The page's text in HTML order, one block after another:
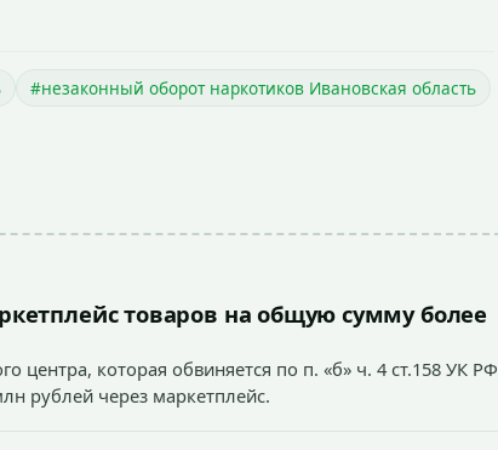
#незаконный оборот наркотиков Ивановская область
товаров на общую сумму более
центра, которая обвиняется по п. «б» ч. 4 ст.158 УК РФ
рублей через маркетплейс.